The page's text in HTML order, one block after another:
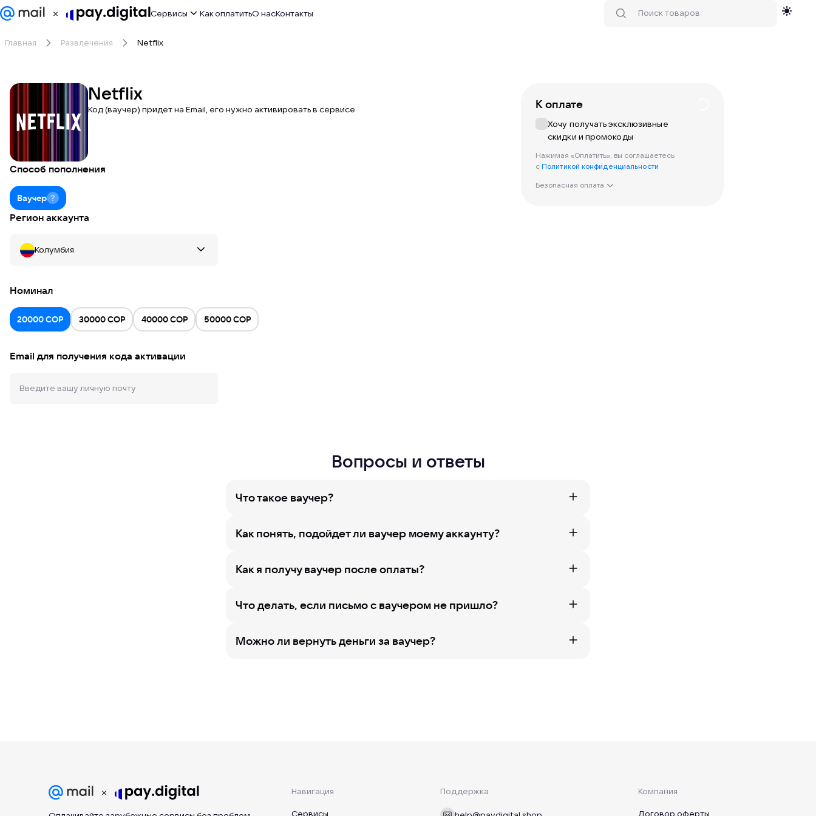
Сервисы
Развлечения
Как оплатитьО насКонтакты
Главная Развлечения Netflix
Netflix
Код (ваучер) придет на Email, его нужно активировать в сервисе
Способ пополнения
Ваучер
Регион аккаунта
Колумбия
Колумбия
Бразилия
Саудовская Аравия
Номинал
20000 COP 30000 COP 40000 COP 50000 COP
Email для получения кода активации
К оплате
Хочу получать эксклюзивные
скидки и промокоды
Нажимая «Оплатить», вы соглашаетесь
с Политикой конфиденциальности
Безопасная оплата
Вопросы и ответы
Что такое ваучер?
Как понять, подойдет ли ваучер моему аккаунту?
Как я получу ваучер после оплаты?
Что делать, если письмо с ваучером не пришло?
Можно ли вернуть деньги за ваучер?
Навигация
Сервисы
Поддержка Компания
Договор оферты